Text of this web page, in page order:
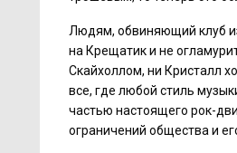
Людям, обвиняющий клуб
на Крещатик и не
Скайхоллом, ни Кристалл
все, где любой стиль
частью настоящего рок-
ограничений общества и